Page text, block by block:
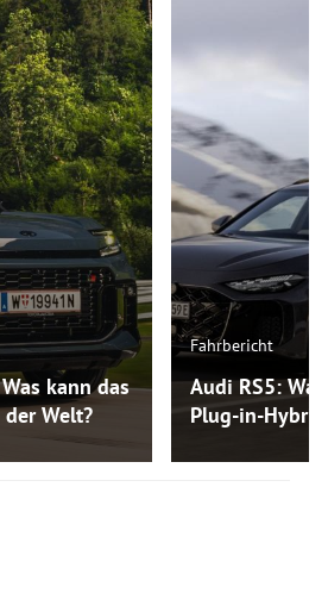
kann das
Welt?
Fahrbericht
Audi RS5:
Plug-in-